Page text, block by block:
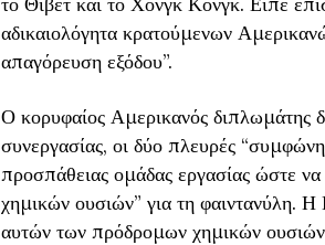
αδικαιολόγητα κρατούμενων
απαγόρευση εξόδου”.
Ο κορυφαίος Αμερικανός διπλωμάτης
συνεργασίας, οι δύο πλευρές
προσπάθειας ομάδας εργασίας ώστε
χημικών ουσιών” για τη φαιντανύλη.
αυτών των πρόδρομων χημικών